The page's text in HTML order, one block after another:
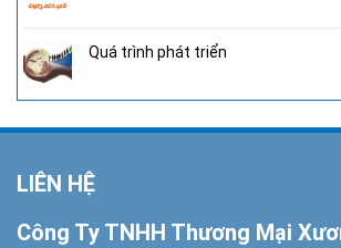
Quá trình phát triển
LIÊN HỆ
Công Ty TNHH Thương Mại